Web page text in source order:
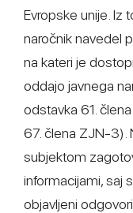
Evropske unije. Iz
naročnik navedel
na kateri je
oddajo javnega
odstavka 61.
67. člena ZJN-3).
subjektom
informacijami, saj
objavljeni